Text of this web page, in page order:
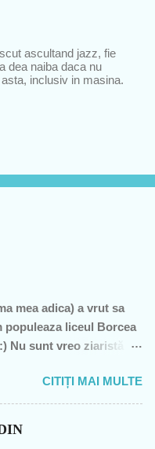
ascultand jazz, fie
dea naiba daca nu
inclusiv in masina.
mea adica) a vrut sa
populeaza liceul Borcea
Nu sunt vreo ziaristă
câteva luni în 1989,
după 1989-, nu sunt
CITIȚI MAI MULTE